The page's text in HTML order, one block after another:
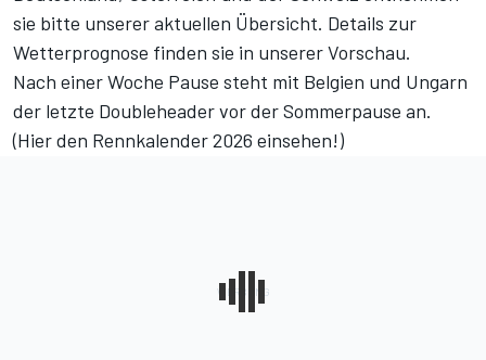
sie bitte unsereraktuellen Übersicht. Details zur
Wetterprognose finden sie in unsererVorschau.
Nach einer Woche Pause steht mit Belgien und Ungarn
der letzte Doubleheader vor der Sommerpause an.
(Hier den Rennkalender 2026 einsehen!)